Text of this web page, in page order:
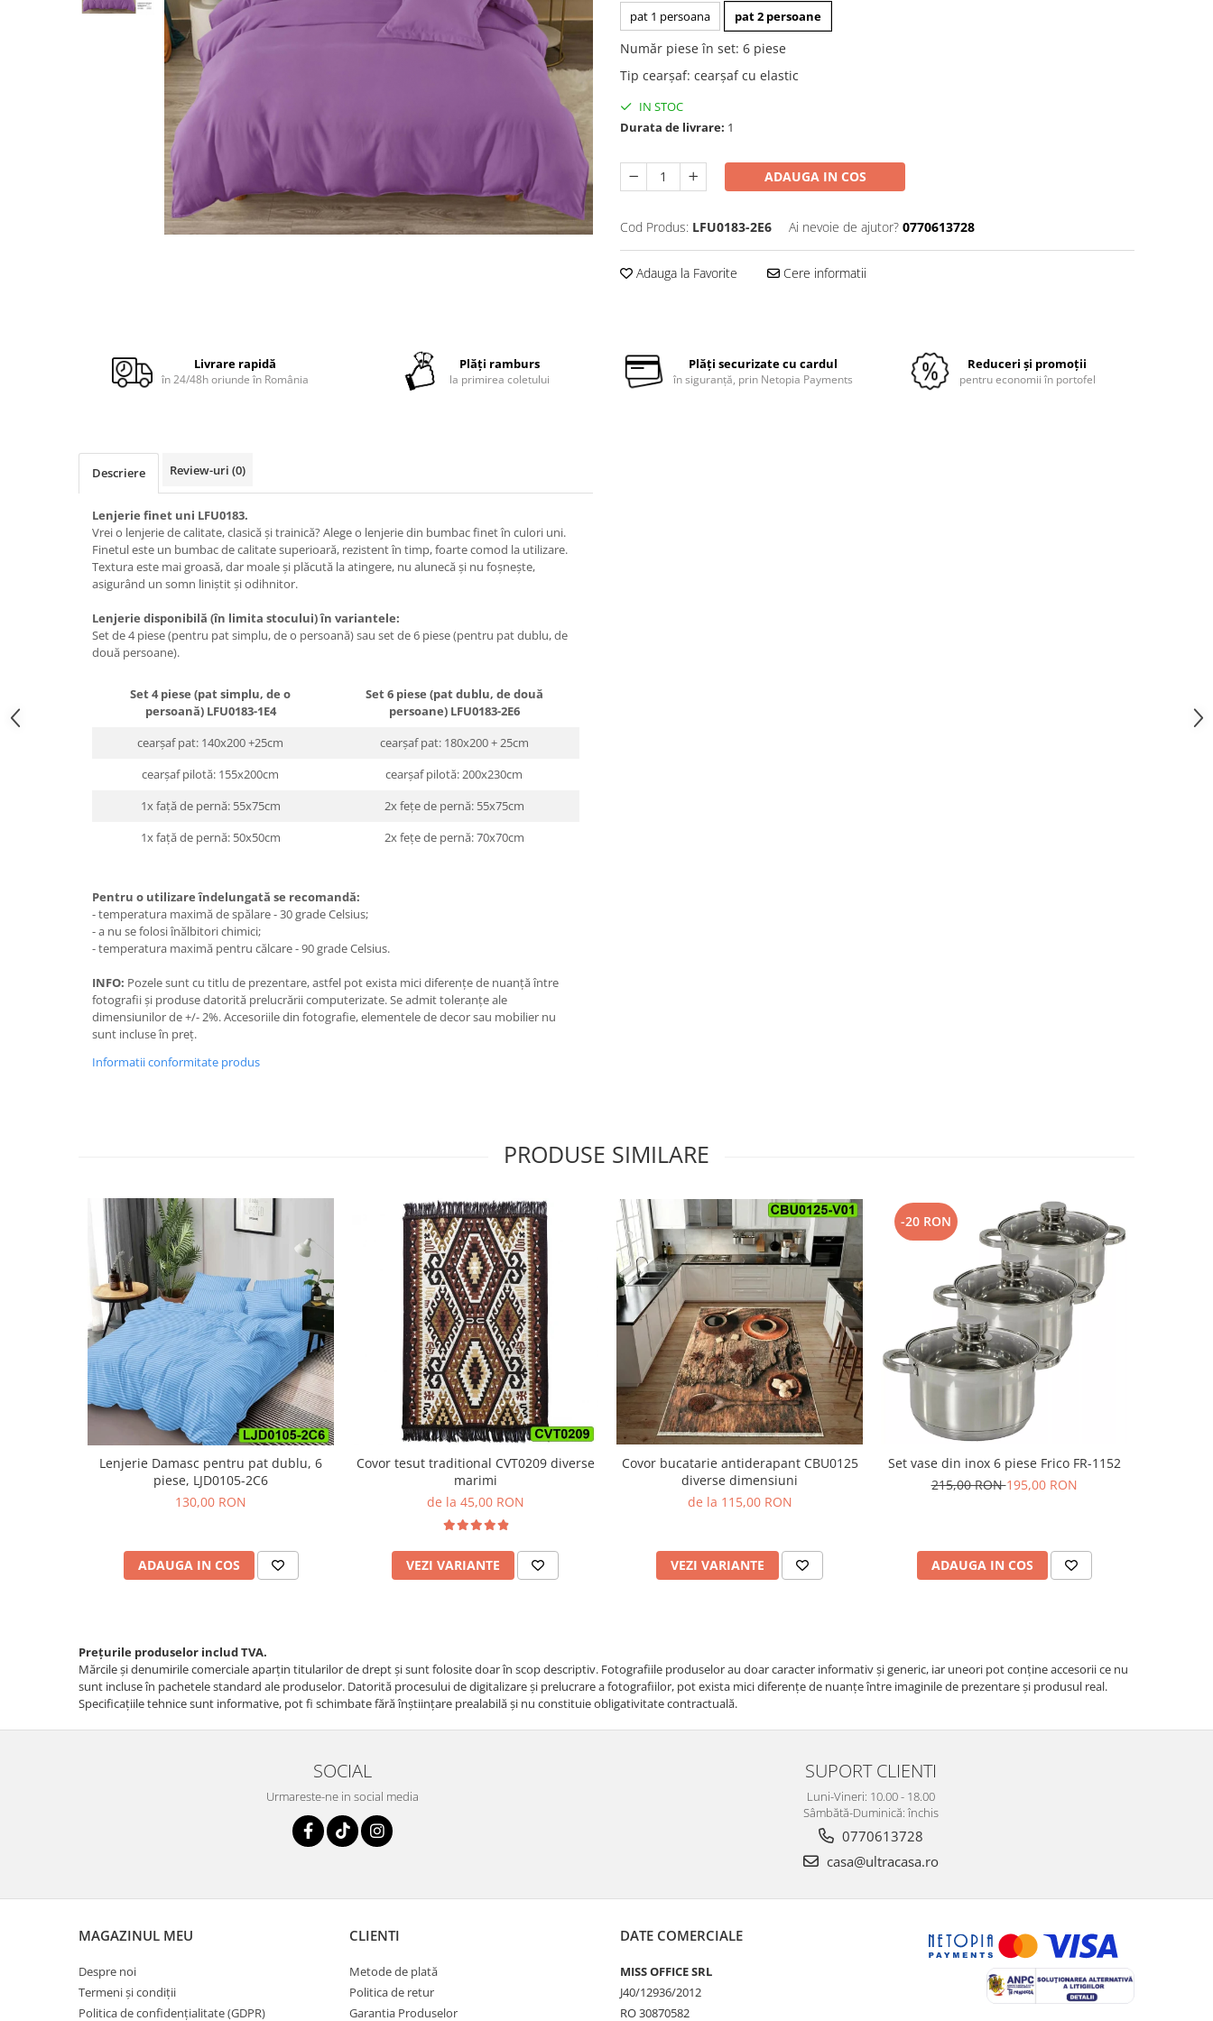
Huse de protectie pat finet
pat 1 persoana pat 2 persoane
Număr piese în set: 6 piese
Tip cearșaf: cearșaf cu elastic
IN STOC
Durata de livrare: 1
ADAUGA IN COS
Cod Produs: LFU0183-2E6 Ai nevoie de ajutor? 0770613728
Adauga la Favorite Cere informatii
Livrare rapidă
în 24/48h oriunde în România
Plăți ramburs
la primirea coletului
Plăți securizate cu cardul
în siguranță, prin Netopia Payments
Reduceri și promoții
pentru economii în portofel
Descriere Review-uri (0)
Lenjerie finet uni LFU0183.
Vrei o lenjerie de calitate, clasică și trainică? Alege o lenjerie din bumbac finet în culori uni.
Finetul este un bumbac de calitate superioară, rezistent în timp, foarte comod la utilizare.
Textura este mai groasă, dar moale și plăcută la atingere, nu alunecă și nu foșnește,
asigurând un somn liniștit și odihnitor.
Lenjerie disponibilă (în limita stocului) în variantele:
Set de 4 piese (pentru pat simplu, de o persoană) sau set de 6 piese (pentru pat dublu, de
două persoane).
Set 4 piese (pat simplu, de o
persoană) LFU0183-1E4
Set 6 piese (pat dublu, de două
persoane) LFU0183-2E6
cearșaf pat: 140x200 +25cm
cearșaf pat: 180x200 + 25cm
cearșaf pilotă: 155x200cm
cearșaf pilotă: 200x230cm
1x față de pernă: 55x75cm
2x fețe de pernă: 55x75cm
1x față de pernă: 50x50cm
2x fețe de pernă: 70x70cm
Pentru o utilizare îndelungată se recomandă:
- temperatura maximă de spălare - 30 grade Celsius;
- a nu se folosi înălbitori chimici;
- temperatura maximă pentru călcare - 90 grade Celsius.
INFO: Pozele sunt cu titlu de prezentare, astfel pot exista mici diferențe de nuanță între
fotografii și produse datorită prelucrării computerizate. Se admit toleranțe ale
dimensiunilor de +/- 2%. Accesoriile din fotografie, elementele de decor sau mobilier nu
sunt incluse în preț.
Informatii conformitate produs
PRODUSE SIMILARE
Lenjerie Damasc pentru pat dublu, 6
piese, LJD0105-2C6
130,00 RON
ADAUGA IN COS
Covor tesut traditional CVT0209 diverse
marimi
de la 45,00 RON
VEZI VARIANTE
Covor bucatarie antiderapant CBU0125
diverse dimensiuni
de la 115,00 RON
VEZI VARIANTE
-20 RON
Set vase din inox 6 piese Frico FR-1152
215,00 RON195,00 RON
ADAUGA IN COS
Prețurile produselor includ TVA.
Mărcile și denumirile comerciale aparțin titularilor de drept şi sunt folosite doar în scop descriptiv. Fotografiile produselor au doar caracter informativ şi generic, iar uneori pot conţine accesorii ce nu
sunt incluse în pachetele standard ale produselor. Datorită procesului de digitalizare și prelucrare a fotografiilor, pot exista mici diferențe de nuanțe între imaginile de prezentare și produsul real.
Specificaţiile tehnice sunt informative, pot fi schimbate fără înştiinţare prealabilă şi nu constituie obligativitate contractuală.
SOCIAL
Urmareste-ne in social media
SUPORT CLIENTI
Luni-Vineri: 10.00 - 18.00
Sâmbătă-Duminică: închis
0770613728
casa@ultracasa.ro
MAGAZINUL MEU
Despre noi
Termeni și condiții
Politica de confidențialitate (GDPR)
CLIENTI
Metode de plată
Politica de retur
Garantia Produselor
DATE COMERCIALE
MISS OFFICE SRL
J40/12936/2012
RO 30870582